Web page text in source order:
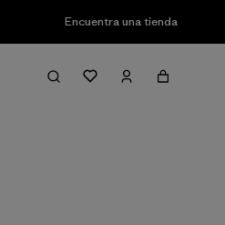
Encuentra una tienda
Filter & Sort